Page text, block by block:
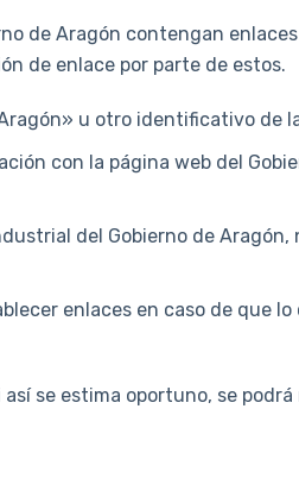
de Aragón contengan
de enlace por parte de estos.
u otro identificativo de
con la página web del
del Gobierno de
enlaces en caso de que
se estima oportuno, se